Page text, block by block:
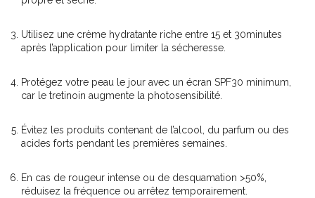
Utilisez une crème hydratante riche entre 15 et 30minutes
après l’application pour limiter la sécheresse.
Protégez votre peau le jour avec un écran SPF30 minimum,
car le tretinoin augmente la photosensibilité.
Évitez les produits contenant de l’alcool, du parfum ou des
acides forts pendant les premières semaines.
En cas de rougeur intense ou de desquamation >50%,
réduisez la fréquence ou arrêtez temporairement.